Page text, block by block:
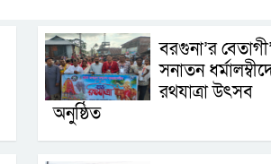
বরগুনা’র
সনাতন
রথযাত্রা উৎসব
অনুষ্ঠিত